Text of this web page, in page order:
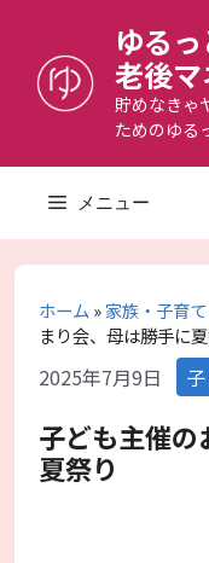
へ
ゆる
老後
貯めなきゃ
ためのゆる
メニュー
ホーム»家族・子育て
まり会、母は勝手に
2025年7月9日 カ
テ
ゴ
リ
子ども主催の
夏祭り